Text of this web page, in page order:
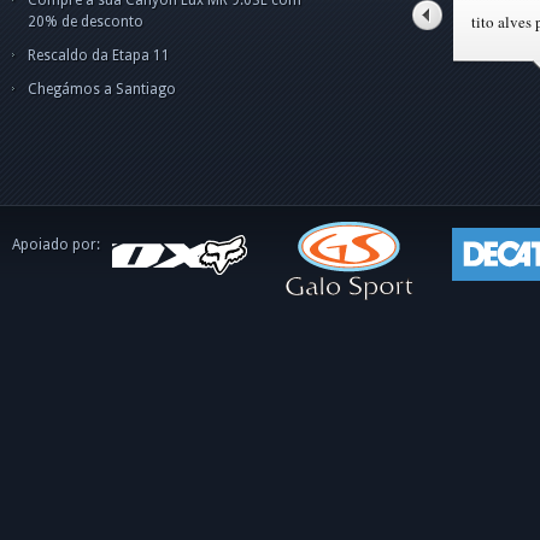
20% de desconto
Rescaldo da Etapa 11
Chegámos a Santiago
tito alves pinto
Apoiado por: